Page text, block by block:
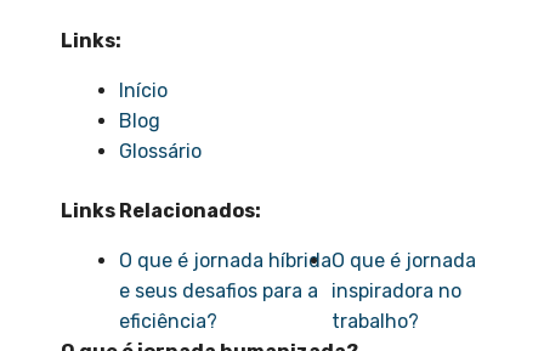
Links:
Início
Blog
Glossário
Links Relacionados:
O que é jornada híbrida
e seus desafios para a
eficiência?
O que é jornada
inspiradora no
trabalho?